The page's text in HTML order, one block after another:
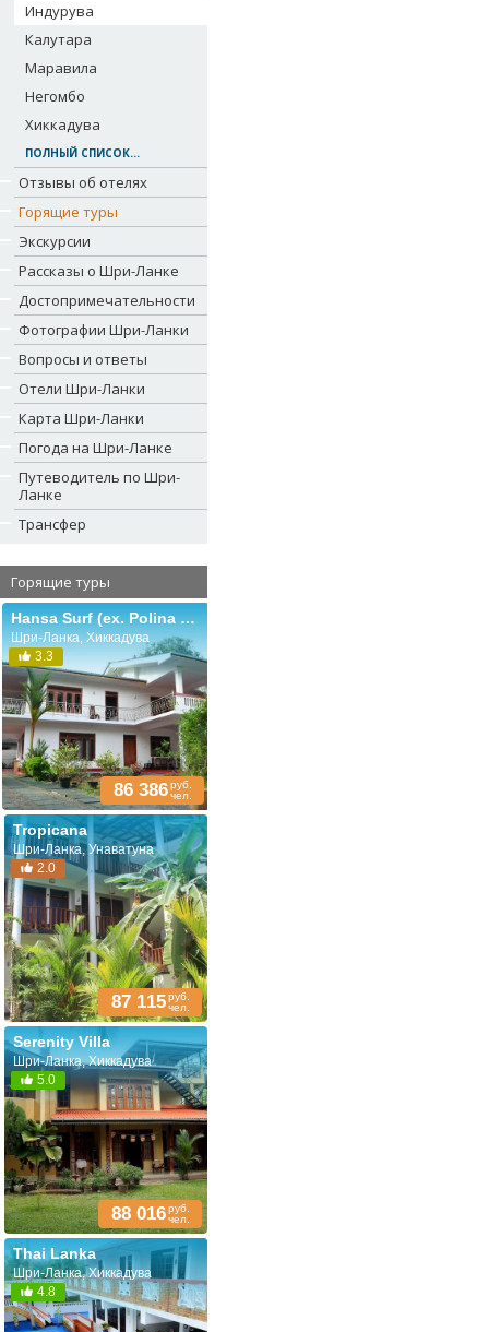
Индурува
Калутара
Маравила
Негомбо
Хиккадува
ПОЛНЫЙ СПИСОК...
Отзывы об отелях
Горящие туры
Экскурсии
Рассказы о Шри-Ланке
Достопримечательности
Фотографии Шри-Ланки
Вопросы и ответы
Отели Шри-Ланки
Карта Шри-Ланки
Погода на Шри-Ланке
Путеводитель по Шри-
Ланке
Трансфер
Горящие туры
Hansa Surf (ex. Polina Beach Resort)
Шри-Ланка, Хиккадува
3.3
86 386руб.
чел.
Tropicana
Шри-Ланка, Унаватуна
2.0
87 115руб.
чел.
Serenity Villa
Шри-Ланка, Хиккадува
5.0
88 016руб.
чел.
Thai Lanka
Шри-Ланка, Хиккадува
4.8